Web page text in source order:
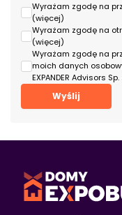
Wyrażam zgodę na
(więcej)
Wyrażam zgodę na
(więcej)
Wyrażam zgodę na
moich danych
EXPANDER Advisors Sp.